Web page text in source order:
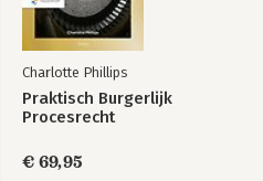
Charlotte Phillips
Praktisch Burgerlijk
Procesrecht
€ 69,95